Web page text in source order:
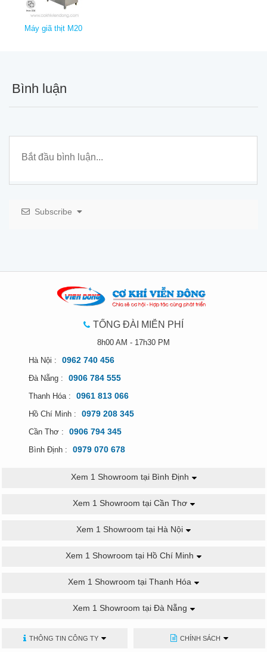
Máy giã thịt M20
Bình luận
Subscribe
TỔNG ĐÀI MIỄN PHÍ
8h00 AM - 17h30 PM
Hà Nội :
0962 740 456
Đà Nẵng : 0906 784 555
Thanh Hóa : 0961 813 066
Hồ Chí Minh : 0979 208 345
Cần Thơ : 0906 794 345
Bình Định : 0979 070 678
Xem 1 Showroom tại Bình Định
Xem 1 Showroom tại Cần Thơ
Xem 1 Showroom tại Hà Nội
Xem 1 Showroom tại Hồ Chí Minh
Xem 1 Showroom tại Thanh Hóa
Xem 1 Showroom tại Đà Nẵng
THÔNG TIN CÔNG TY CHÍNH SÁCH